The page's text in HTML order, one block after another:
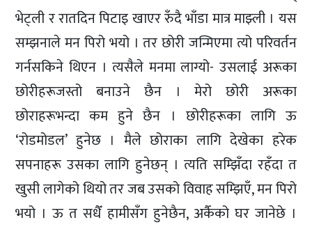
भेट्ली र रातदिन पिटाइ खाएर रुँदै भाँडा मात्र माझ्ली । यस
सम्झनाले मन पिरो भयो । तर छोरी जन्मिएमा त्यो परिवर्तन
गर्नसकिने थिएन । त्यसैले मनमा लाग्यो- उसलाई अरूका
छोरीहरूजस्तो बनाउने छैन । मेरो छोरी अरूका
छोराहरूभन्दा कम हुने छैन । छोरीहरूका लागि ऊ
‘रोडमोडल’ हुनेछ । मैले छोराका लागि देखेका हरेक
सपनाहरू उसका लागि हुनेछन् । त्यति सम्झिँदा रहँदा त
खुसी लागेको थियो तर जब उसको विवाह सम्झिएँ, मन पिरो
भयो । ऊ त सधैँ हामीसँग हुनेछैन, अर्कैको घर जानेछे ।